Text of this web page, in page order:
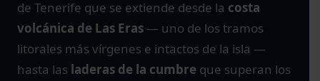
de Tenerife que se extiende desde la costa
volcánica de Las Eras — uno de los tramos
litorales más vírgenes e intactos de la isla —
hasta las laderas de la cumbre que superan los